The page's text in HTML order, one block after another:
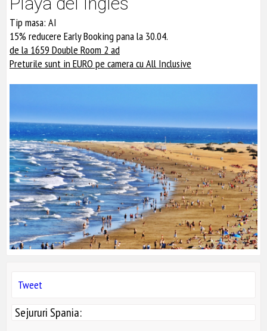
Tip masa: AI
15% reducere Early Booking pana la 30.04.
de la 1659 Double Room 2 ad
Preturile sunt in EURO pe camera cu All Inclusive
Tweet
Sejururi Spania: